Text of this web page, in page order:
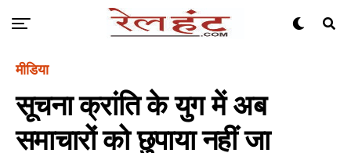
मीडिया
सूचना क्रांति के युग में अब
समाचारों को छुपाया नहीं जा